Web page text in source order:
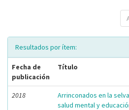
Resultados por ítem:
Fecha de
publicación
Título
2018
Arrinconados en la
salud mental y